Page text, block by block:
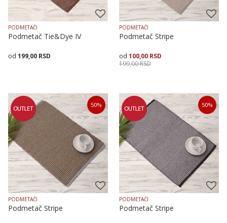
PODMETAČI
Podmetač Tie&Dye IV
199,00 RSD
Dodaj u korpu
PODMETAČI
Podmetač Stripe
100,00 RSD
199,00RSD
Dodaj u korpu
50%
PODMETAČI
Podmetač Stripe
50%
PODMETAČI
Podmetač Stripe